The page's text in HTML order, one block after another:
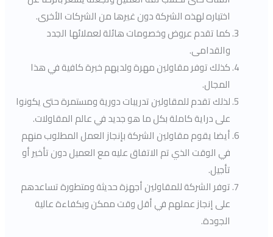
اختياره لهذه الشركة دون غيرها من الشركات الأخرى.
كما تقدم عروض وخصومات هائلة لعملائها الجدد
والقدامى.
كذلك توفر مقاولين مهرة ولديهم خبرة كافية في هذا
المجال.
لذلك تقدم للمقاولين تدريبات دورية ومستمرة حتى يكونوا
على دراية كاملة بكل ما هو جديد في عالم المقاولات.
أيضا يقوم مقاولين الشركة بإنجاز العمل المطلوب منهم
في الوقت الذي تم الاتفاق عليه مع العميل دون تأخير أو
تأجيل.
توفر الشركة للمقاولين أجهزة حديثة ومتطورة تساعدهم
على إنجاز عملهم في أقل وقت ممكن وبكفاءة عالية
الجودة.